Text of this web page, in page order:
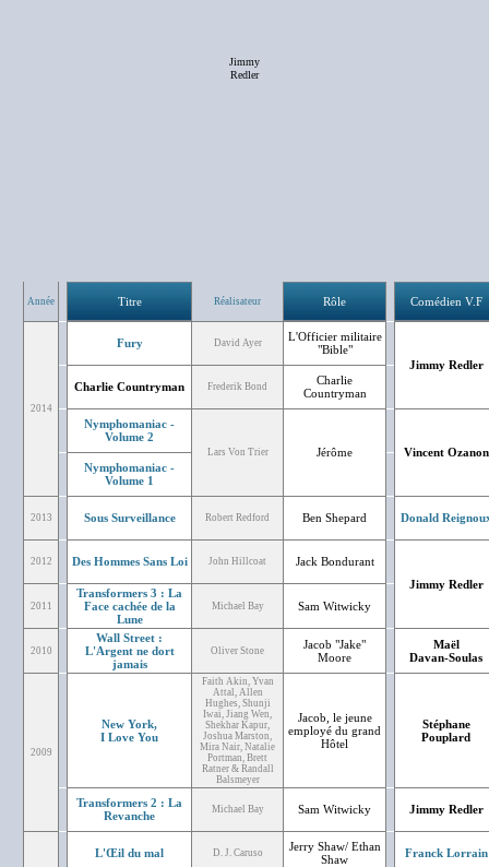
Jimmy
Redler
Année Titre Réalisateur Rôle Comédien V.F
2014
Fury David Ayer
L'Officier militaire
"Bible"
Jimmy Redler
Charlie Countryman
Frederik Bond
Charlie
Countryman
Nymphomaniac -
Volume 2
Lars Von Trier Jérôme
Vincent Ozanon
Nymphomaniac -
Volume 1
2013 Sous Surveillance Robert Redford Ben Shepard Donald
2012 Des Hommes Sans Loi John Hillcoat
Jack Bondurant
Jimmy Redler
2011
Transformers 3 : La
Face cachée de la
Lune
Michael Bay Sam Witwicky
2010
Wall Street :
L'Argent ne dort
jamais
Oliver Stone
Jacob "Jake"
Moore
Maël
Davan-Soulas
2009
New York,
I Love You
Faith Akin, Yvan
Attal, Allen
Hughes, Shunji
Iwai, Jiang Wen,
Shekhar Kapur,
Joshua Marston,
Mira Nair, Natalie
Portman, Brett
Ratner & Randall
Balsmeyer
Jacob, le jeune
employé du grand
Hôtel
Stéphane
Pouplard
Transformers 2 : La
Revanche
Michael Bay Sam Witwicky Jimmy Redler
L'Œil du mal D. J. Caruso
Jerry Shaw/ Ethan
Shaw
Franck Lorrain